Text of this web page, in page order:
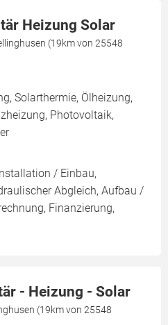
Heizung Solar
(19km von 25548
Solarthermie, Ölheizung,
Photovoltaik,
/ Einbau,
Abgleich, Aufbau /
Finanzierung,
- Heizung - Solar
(19km von 25548